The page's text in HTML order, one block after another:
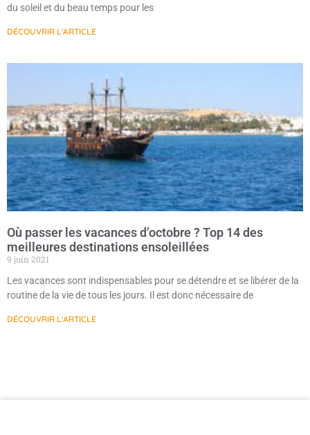
du soleil et du beau temps pour les
DÉCOUVRIR L'ARTICLE
Où passer les vacances d’octobre ? Top 14 des
meilleures destinations ensoleillées
9 juin 2021
Les vacances sont indispensables pour se détendre et se libérer de la
routine de la vie de tous les jours. Il est donc nécessaire de
DÉCOUVRIR L'ARTICLE